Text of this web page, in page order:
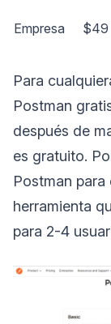
Empresa $49
Para
Postman
después de
es gratuito.
Postman
herramienta
para 2-4